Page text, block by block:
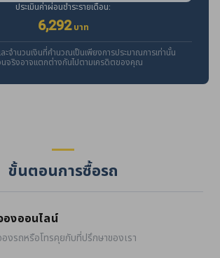
ประเมินค่าผ่อนชำระรายเดือน:
6,292 บาท
ะจำนวนเงินที่คำนวณเป็นเพียงการประมาณการเท่านั้น
นจริงอาจแตกต่างกันไปตามเครดิตของคุณ
ขั้นตอนการซื้อรถ
องออนไลน์
งรถหรือโทรคุยกับที่ปรึกษาของเรา